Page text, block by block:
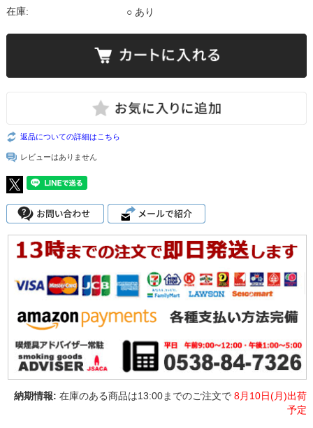
在庫: ○ あり
返品についての詳細はこちら
レビューはありません
在庫のある商品は13:00までのご注文で8月10日(月)出荷
予定